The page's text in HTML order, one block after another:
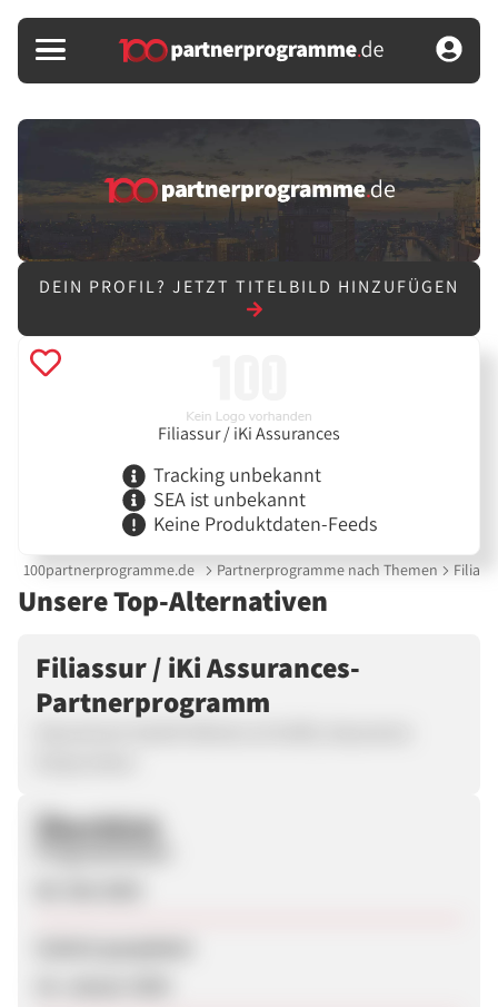
DEIN PROFIL? JETZT TITELBILD HINZUFÜGEN
Filiassur / iKi Assurances
Tracking unbekannt
SEA ist unbekannt
Keine Produktdaten-Feeds
100partnerprogramme.de Partnerprogramme nach Themen
Unsere Top-Alternativen
Filiassur / iKi Assurances-
Partnerprogramm
Überblick
Programmstart